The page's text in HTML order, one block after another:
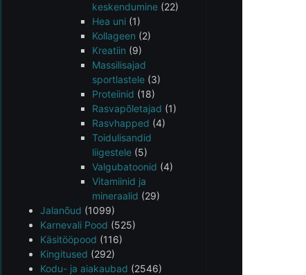
keskendumine (22)
Hea uni (1)
Kollageen (2)
Kreatiin (9)
Massilisajad
sportlastele (3)
Proteiinid (18)
Rasvapõletajad (1)
Rasvhapped (4)
Toidulisandid
liigestele (5)
Valgubatoonid (4)
Vitamiinid ja
mineraalid (29)
Jalanõud (1099)
Karnevali Pood (525)
Käsitööpood (116)
Kingitused (292)
Kodu- ja aiakaubad (2546)